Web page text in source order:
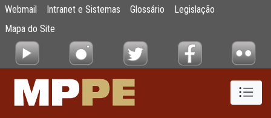
Pular para o Conteúdo principal
Preso investigado por abusos sexuais em
Webmail Intranet e Sistemas Glossário
Legislação
Mapa do Site